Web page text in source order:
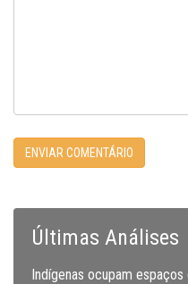
Últimas Análises
Indígenas ocupam